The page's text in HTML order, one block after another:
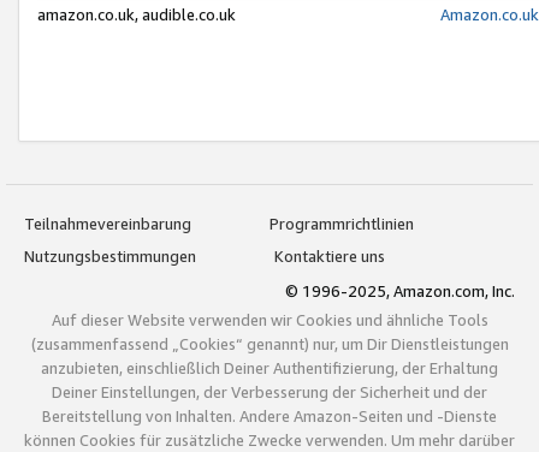
amazon.co.uk, audible.co.uk
Teilnahmevereinbarung
Programmrichtlinien
Nutzungsbestimmungen
Kontaktiere uns
© 1996-2025, Amazon.com, Inc.
Auf dieser Website verwenden wir Cookies und ähnliche Tools
(zusammenfassend „Cookies“ genannt) nur, um Dir Dienstleistungen
anzubieten, einschließlich Deiner Authentifizierung, der Erhaltung
Deiner Einstellungen, der Verbesserung der Sicherheit und der
Bereitstellung von Inhalten. Andere Amazon-Seiten und -Dienste
können Cookies für zusätzliche Zwecke verwenden. Um mehr darüber